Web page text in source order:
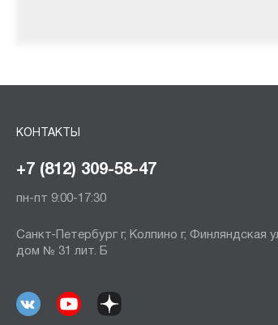
КОНТАКТЫ
+7 (812) 309-58-47
пн-пт 9:00-17:30
Санкт-Петербург г, Колпино г, Финляндская
дом № 31 лит. Б